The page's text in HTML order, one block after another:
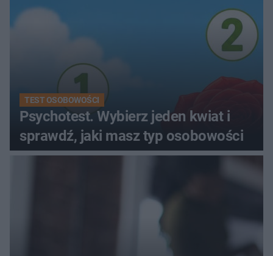
TEST OSOBOWOŚCI
Psychotest. Wybierz jeden kwiat i
sprawdź, jaki masz typ osobowości